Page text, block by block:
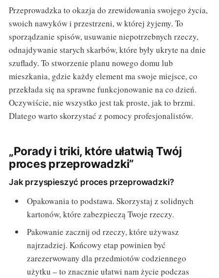
Przeprowadzka to okazja do zrewidowania swojego życia,
swoich nawyków i przestrzeni, w której żyjemy. To
sporządzanie spisów, usuwanie niepotrzebnych rzeczy,
odnajdywanie starych skarbów, które były ukryte na dnie
szuflady. To stworzenie planu nowego domu lub
mieszkania, gdzie każdy element ma swoje miejsce, co
przekłada się na sprawne funkcjonowanie na co dzień.
Oczywiście, nie wszystko jest tak proste, jak to brzmi.
Dlatego warto skorzystać z pomocy profesjonalistów.
„Porady i triki, które ułatwią Twój
proces przeprowadzki”
Jak przyspieszyć proces przeprowadzki?
Opakowania to podstawa. Skorzystaj z solidnych
kartonów, które zabezpieczą Twoje rzeczy.
Pakowanie zacznij od rzeczy, które używasz
najrzadziej. Końcowy etap powinien być
zarezerwowany dla przedmiotów codziennego
użytku – to znacznie ułatwi nam życie podczas